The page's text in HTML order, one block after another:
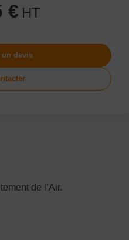
de l’Air.
€ HT
un devis